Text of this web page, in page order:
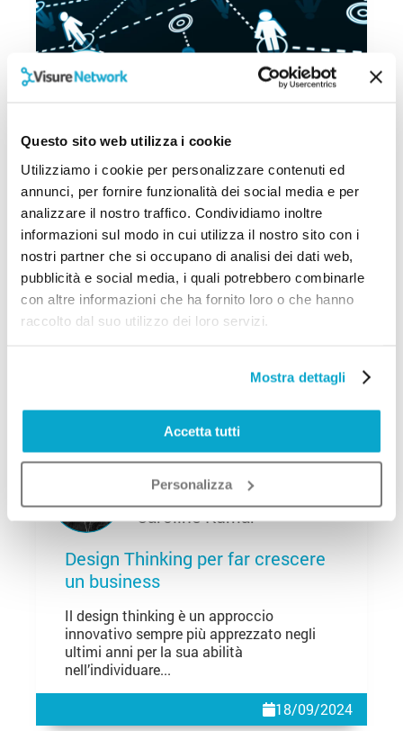
Questo sito web utilizza i cookie
Utilizziamo i cookie per personalizzare contenuti ed
annunci, per fornire funzionalità dei social media e per
analizzare il nostro traffico. Condividiamo inoltre
informazioni sul modo in cui utilizza il nostro sito con i
nostri partner che si occupano di analisi dei dati web,
pubblicità e social media, i quali potrebbero combinarle
con altre informazioni che ha fornito loro o che hanno
raccolto dal suo utilizzo dei loro servizi.
Mostra dettagli
Accetta tutti
Personalizza
L’importanza del networking per la
crescita di un’attività
Il networking è uno strumento potente per
la crescita digitale di un’attività, perché è
in grado di aprire...
27/09/2024
Design Thinking per far crescere
un business
Il design thinking è un approccio
innovativo sempre più apprezzato negli
ultimi anni per la sua abilità
nell’individuare...
Caroline Kumar
18/09/2024